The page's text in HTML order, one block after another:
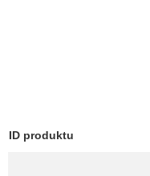
ID produktu